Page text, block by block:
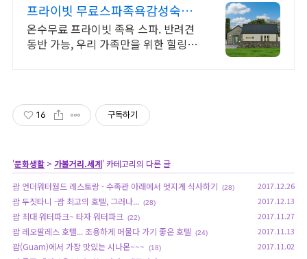
프라이빗 무료스파족욕감성숙소
제주 돌담감성, 반려견 환영
온수무료 프라이빗 족욕 스파. 반려견
동반 가능, 우리 가족만을 위한 힐링공
16 구독하기
'문화생활 > 가볼거리.세계' 카테고리의 다른 글
괌 언더워터월드 레스토랑 - 수족관 아래에서 멋지게 식사하기
(28) 2017.12.26
괌 두짓타니 -괌 최고의 호텔, 그러나... (28) 2017.12.13
괌 최대 워터파크~ 타자 워터파크 (22) 2017.11.27
괌 레오팔레스 호텔... 조용하게 머물다 가기 좋은 호텔 (24) 2017.11.13
괌(Guam)에서 가장 맛있는 시나몬~~~ (18) 2017.11.02